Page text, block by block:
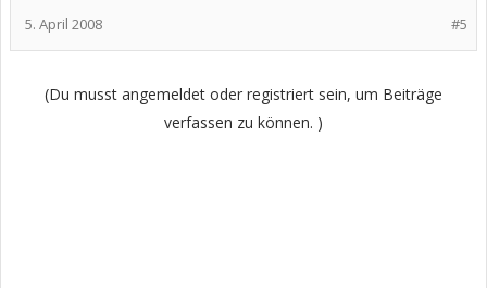
#5
5. April 2008
(Du musst angemeldet oder registriert sein, um Beiträge
verfassen zu können. )